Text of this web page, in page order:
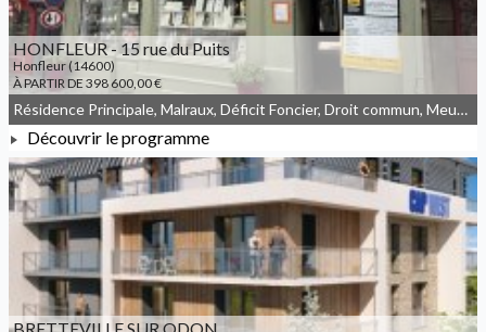
HONFLEUR - 15 rue du Puits
Honfleur (14600)
À PARTIR DE 398 600,00 €
À PARTIR DE 398 600,00 €
Résidence Principale, Malraux, Déficit Foncier, Droit commun, Meublé non géré
Découvrir le programme